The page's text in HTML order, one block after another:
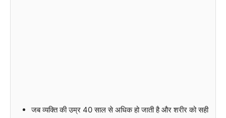
जब व्यक्ति की उम्र 40 साल से अधिक हो जाती है और शरीर को सही